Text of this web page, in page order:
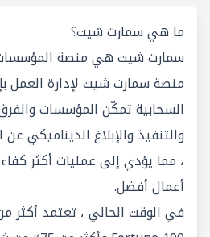
ما هي سمارت شيت؟
سمارت شيت هي منصة المؤسسات
منصة سمارت شيت لإدارة العمل
السحابية تمكّن المؤسسات
والتنفيذ والإبلاغ الديناميكي
، مما يؤدي إلى عمليات أكثر
أعمال أفضل.